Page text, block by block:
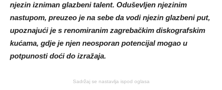
njezin izniman glazbeni talent. Oduševljen njezinim
nastupom, preuzeo je na sebe da vodi njezin glazbeni put,
upoznajući je s renomiranim zagrebačkim diskografskim
kućama, gdje je njen neosporan potencijal mogao u
potpunosti doći do izražaja.
Sadržaj se nastavlja ispod oglasa